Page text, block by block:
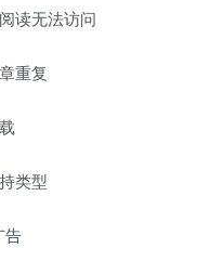
读无法访问
重复
类型
告